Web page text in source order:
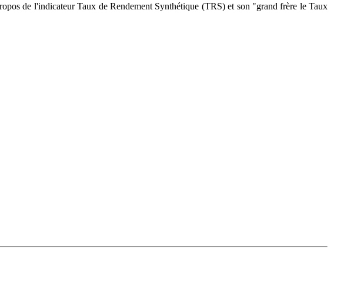
de l'indicateur Taux de Rendement Synthétique (TRS) et son "grand frère le Taux